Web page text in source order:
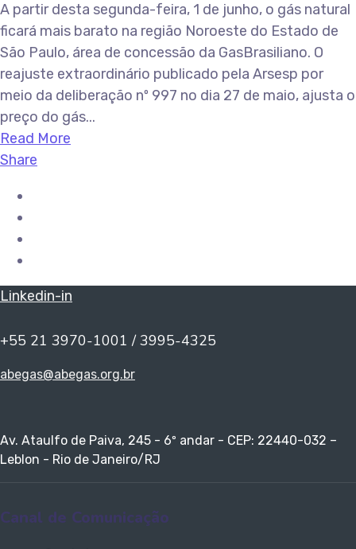
A partir desta segunda-feira, 1 de junho, o gás natural
ficará mais barato na região Noroeste do Estado de
São Paulo, área de concessão da GasBrasiliano. O
reajuste extraordinário publicado pela Arsesp por
meio da deliberação nº 997 no dia 27 de maio, ajusta o
preço do gás...
Read More
Share
Linkedin-in
+55 21 3970-1001 / 3995-4325
abegas@abegas.org.br
Av. Ataulfo de Paiva, 245 - 6º andar - CEP: 22440-032 –
Leblon - Rio de Janeiro/RJ
Canal de Comunicação